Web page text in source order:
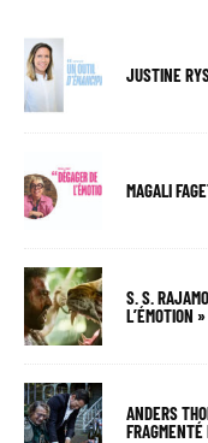
JUSTINE
MAGALI
S. S.
L’ÉMOTION »
ANDERS
FRAGMENTÉ